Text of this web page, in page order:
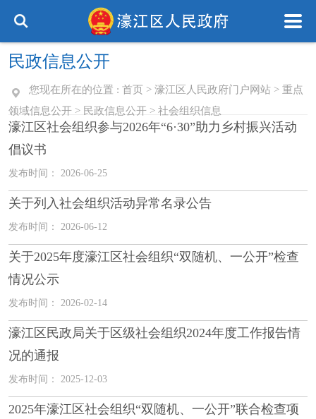
民政信息公开
您现在所在的位置 : 首页 > 濠江区人民政府门户网站 > 重点
领域信息公开 > 民政信息公开 > 社会组织信息
濠江区社会组织参与2026年“6·30”助力乡村振兴活动
倡议书
发布时间： 2026-06-25
关于列入社会组织活动异常名录公告
发布时间： 2026-06-12
关于2025年度濠江区社会组织“双随机、一公开”检查
情况公示
发布时间： 2026-02-14
濠江区民政局关于区级社会组织2024年度工作报告情
况的通报
发布时间： 2025-12-03
2025年濠江区社会组织“双随机、一公开”联合检查项